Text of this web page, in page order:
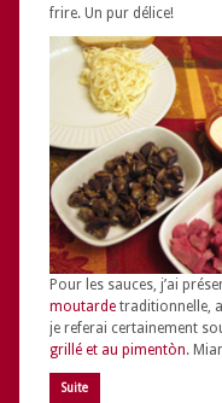
frire. Un pur délice!
Pour les sauces, j’ai
moutarde traditionnelle,
je referai certainement
grillé et au pimentòn.
Suite